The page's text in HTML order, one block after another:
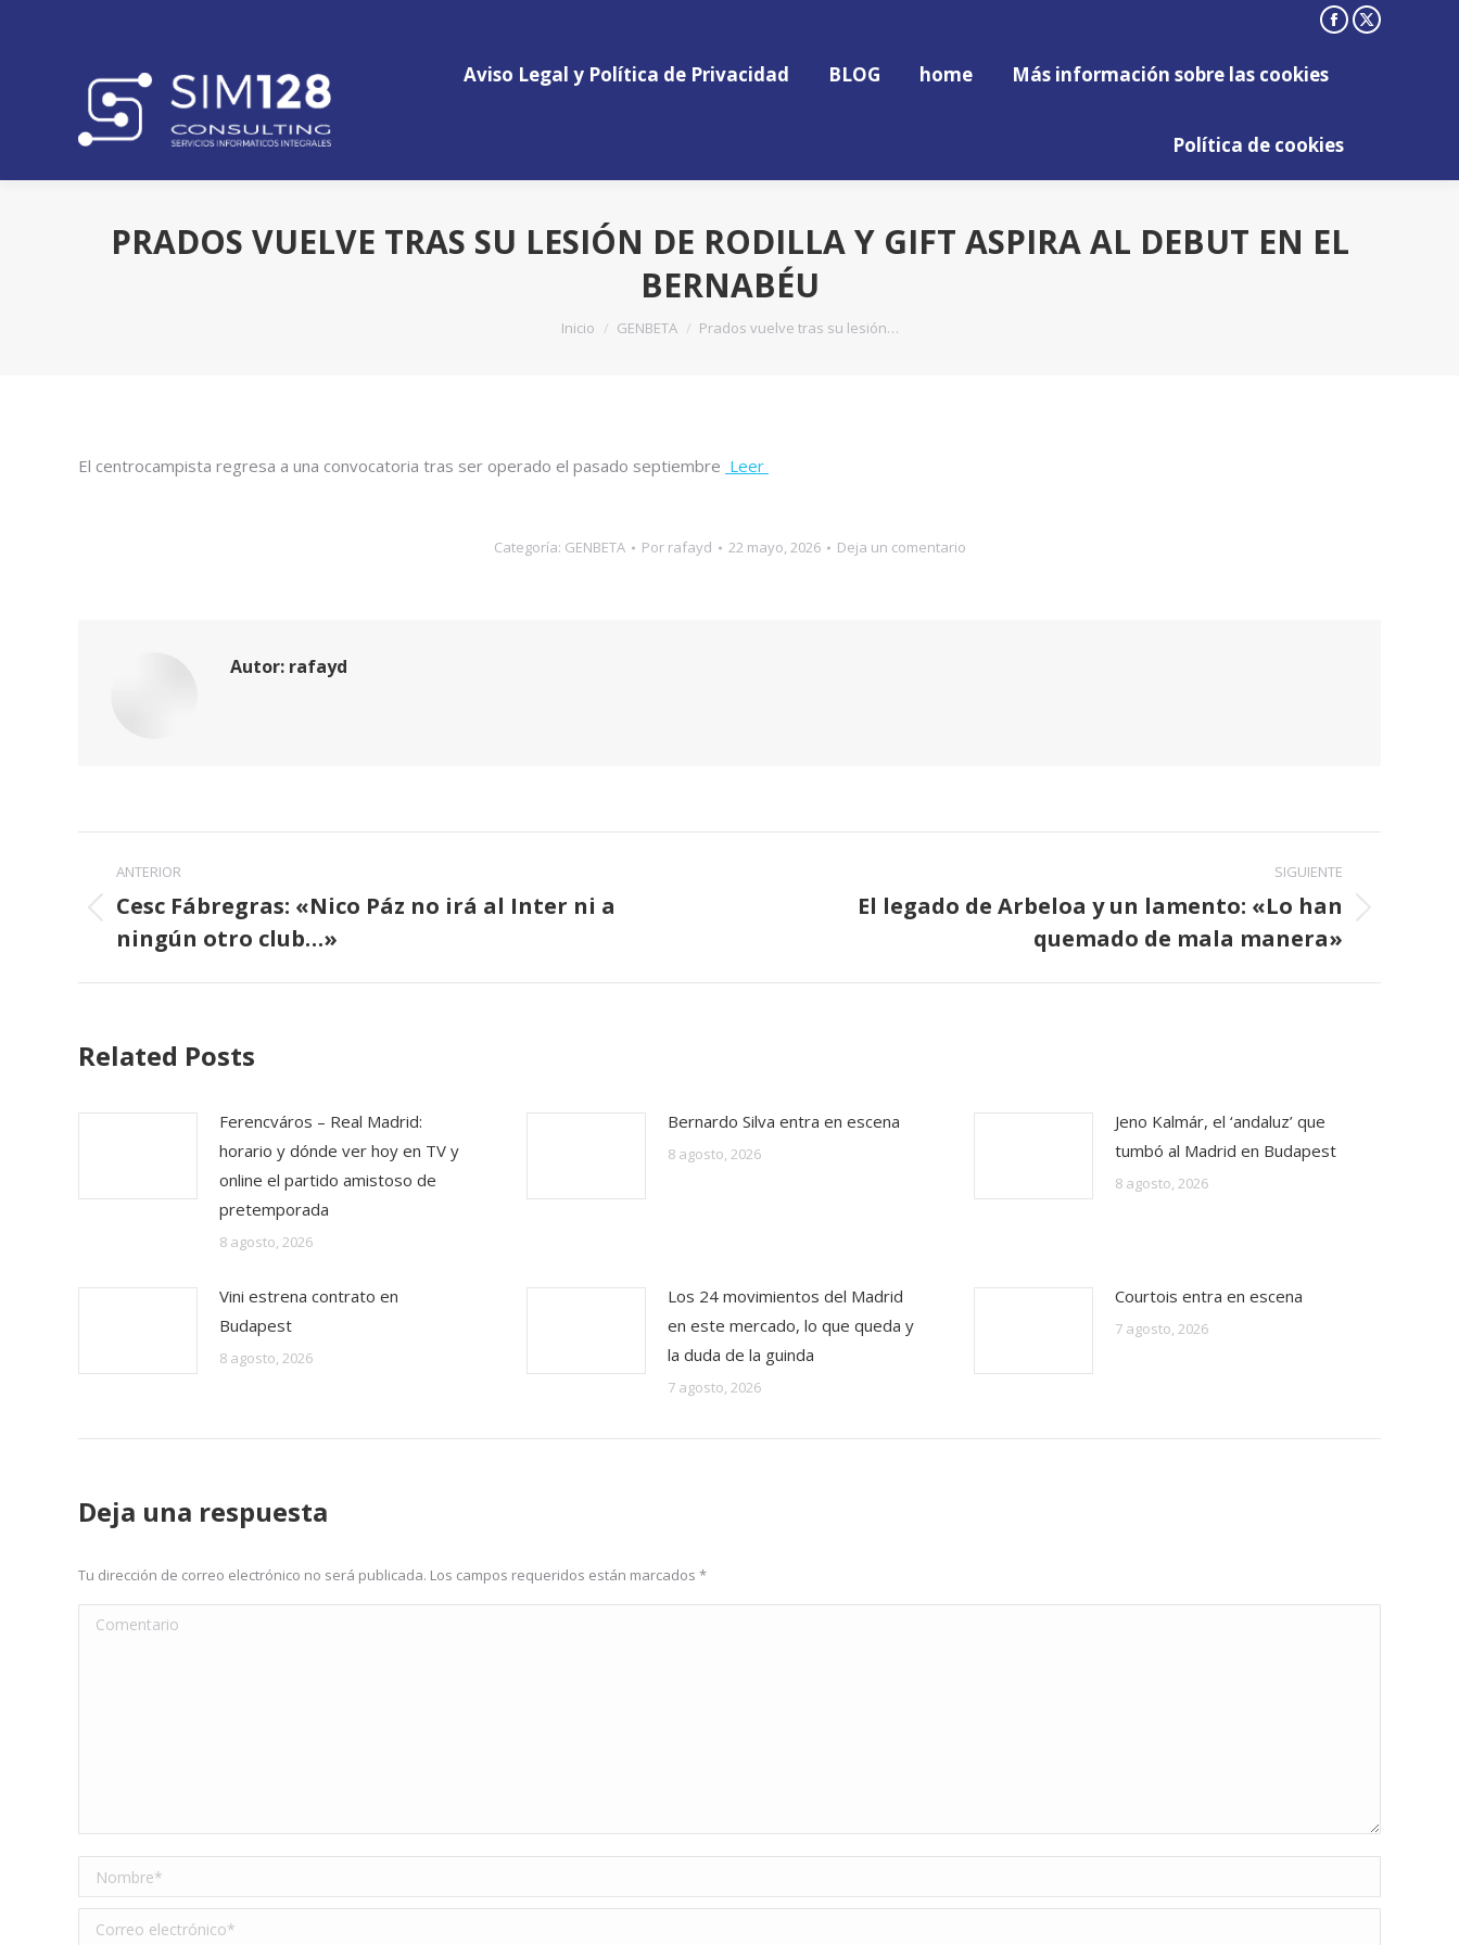
Facebook
new
X
Aviso Legal y Política de Privacidad BLOG home Más información sobre las cookies
Política de cookies
PRADOS VUELVE TRAS SU LESIÓN DE RODILLA Y GIFT ASPIRA AL DEBUT EN EL
BERNABÉU
Estás aquí:
Inicio GENBETA Prados vuelve tras su lesión…
El centrocampista regresa a una convocatoria tras ser operado el pasado septiembre Leer
Categoría: GENBETA Por rafayd 22 mayo, 2026 Deja un comentario
Autor: rafayd
Navegación
entre
publicaciones
ANTERIOR
Publicación
anterior:
Cesc Fábregras: «Nico Páz no irá al Inter ni a
ningún otro club…»
SIGUIENTE
El legado de Arbeloa y un lamento: «Lo han
quemado de mala manera»
Related Posts
Ferencváros – Real Madrid:
horario y dónde ver hoy en TV y
online el partido amistoso de
pretemporada
8 agosto, 2026
Bernardo Silva entra en escena
8 agosto, 2026
Jeno Kalmár, el ‘andaluz’ que
tumbó al Madrid en Budapest
8 agosto, 2026
Vini estrena contrato en
Budapest
8 agosto, 2026
Los 24 movimientos del Madrid
en este mercado, lo que queda y
la duda de la guinda
7 agosto, 2026
Courtois entra en escena
7 agosto, 2026
Deja una respuesta
Tu dirección de correo electrónico no será publicada. Los campos requeridos están marcados *
Comentario
Nombre *
Correo electrónico *
Más información sobre las cookies